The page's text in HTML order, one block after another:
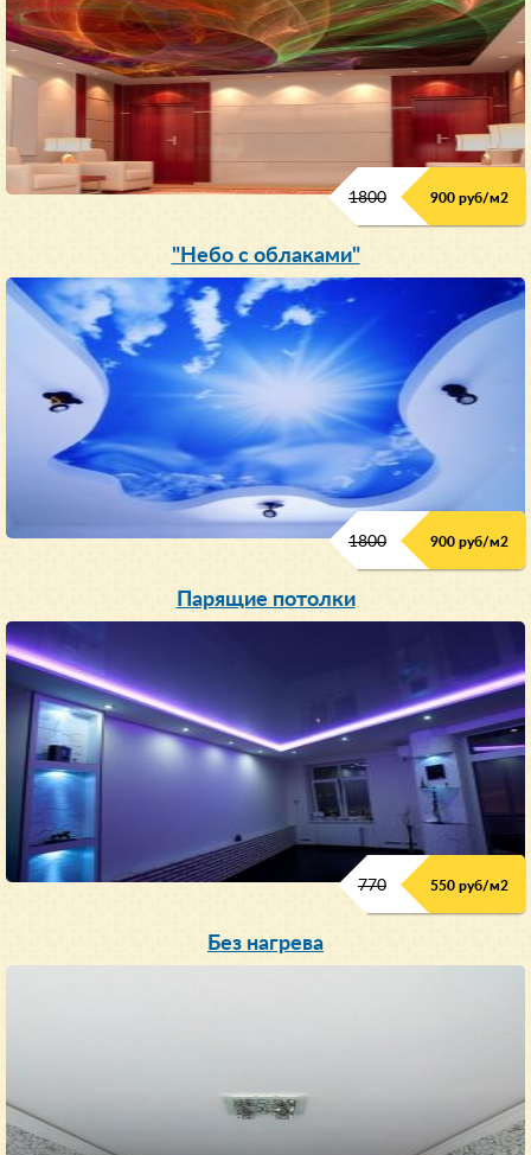
1800 900 руб/м2
"Небо с облаками"
1800 900 руб/м2
Парящие потолки
770 550 руб/м2
Без нагрева